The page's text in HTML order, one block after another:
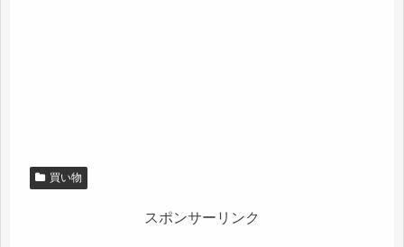
買い物
スポンサーリンク